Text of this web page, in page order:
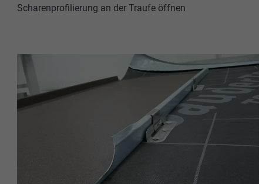
Scharenprofilierung an der Traufe öffnen